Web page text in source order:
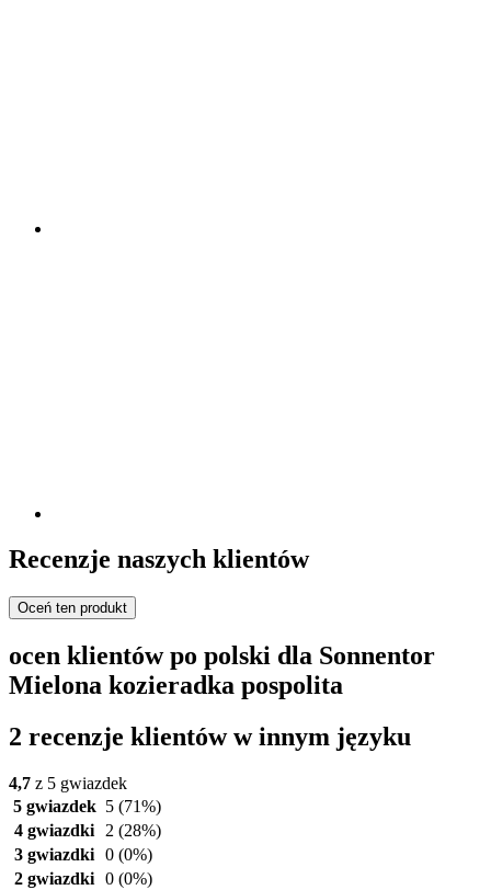
Recenzje naszych klientów
Oceń ten produkt
ocen klientów po polski dla Sonnentor
Mielona kozieradka pospolita
2 recenzje klientów w innym języku
4,7 z 5 gwiazdek
5 gwiazdek 5 (71%)
4 gwiazdki
2 (28%)
3 gwiazdki 0 (0%)
2 gwiazdki 0 (0%)